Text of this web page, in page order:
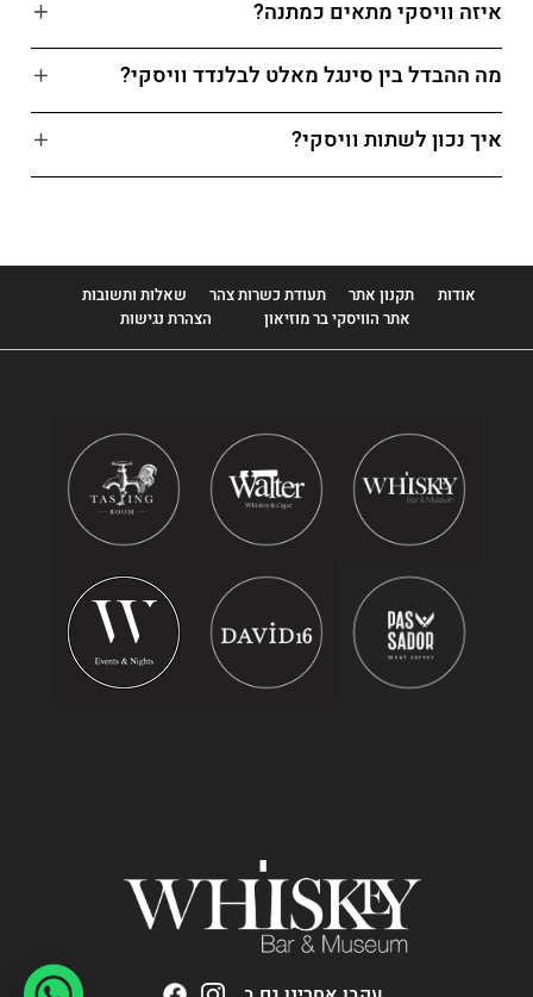
איזה וויסקי מתאים כמתנה?
מה ההבדל בין סינגל מאלט לבלנדד וויסקי?
איך נכון לשתות וויסקי?
אודות תקנון אתר תעודת כשרות צהר
שאלות ותשובות
אתר הוויסקי בר מוזיאון
הצהרת נגישות